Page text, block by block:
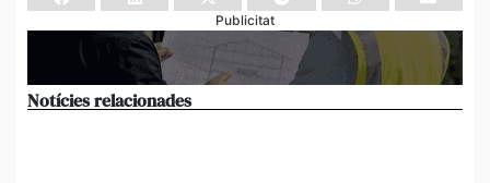
Publicitat
Notícies relacionades